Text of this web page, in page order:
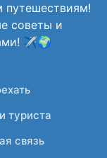
путешествиям!
советы и
✈️🌍
туриста
связь